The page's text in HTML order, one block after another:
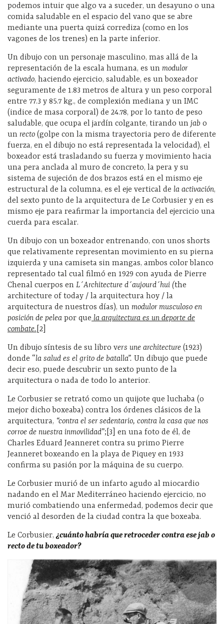
podemos intuir que algo va a suceder, un desayuno o una
comida saludable en el espacio del vano que se abre
mediante una puerta quizá corrediza (como en los
vagones de los trenes) en la parte inferior.
Un dibujo con un personaje masculino, mas allá de la
representación de la escala humana, es un modulor
activado, haciendo ejercicio, saludable, es un boxeador
seguramente de 1.83 metros de altura y un peso corporal
entre 77.3 y 85.7 kg., de complexión mediana y un IMC
(indice de masa corporal) de 24.78, por lo tanto de peso
saludable, que ocupa el jardín colgante, tirando un jab o
un recto (golpe con la misma trayectoria pero de diferente
fuerza, en el dibujo no está representada la velocidad), el
boxeador está trasladando su fuerza y movimiento hacia
una pera anclada al muro de concreto, la pera y su
sistema de sujeción de dos brazos está en el mismo eje
estructural de la columna, es el eje vertical de la activación,
del sexto punto de la arquitectura de Le Corbusier y en es
mismo eje para reafirmar la importancia del ejercicio una
cuerda para escalar.
Un dibujo con un boxeador entrenando, con unos shorts
que relativamente representan movimiento en su pierna
izquierda y una camiseta sin mangas, ambos color blanco
representado tal cual filmó en 1929 con ayuda de Pierre
Chenal cuerpos en L´Architecture d´aujourd´hui (the
architecture of today / la arquitectura hoy / la
arquitectura de nuestros días), un modulor musculoso en
posición de pelea por que la arquitectura es un deporte de
combate. [2]
Un dibujo síntesis de su libro vers une architecture (1923)
donde “la salud es el grito de batalla”. Un dibujo que puede
decir eso, puede descubrir un sexto punto de la
arquitectura o nada de todo lo anterior.
Le Corbusier se retrató como un quijote que luchaba (o
mejor dicho boxeaba) contra los órdenes clásicos de la
arquitectura, “contra el ser sedentario, contra la casa que nos
corroe de nuestra inmovilidad”;[3] en una foto de él, de
Charles Eduard Jeanneret contra su primo Pierre
Jeanneret boxeando en la playa de Piquey en 1933
confirma su pasión por la máquina de su cuerpo.
Le Corbusier murió de un infarto agudo al miocardio
nadando en el Mar Mediterráneo haciendo ejercicio, no
murió combatiendo una enfermedad, podemos decir que
venció al desorden de la ciudad contra la que boxeaba.
Le Corbusier,¿cuánto habría que retroceder contra ese jab o
recto de tu boxeador?